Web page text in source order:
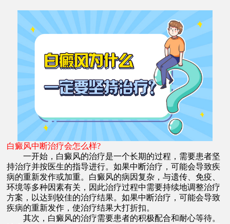
白癜风中断治疗会怎么样?
一开始，白癜风的治疗是一个长期的过程，需要患者坚
持治疗并按医生的指导进行。如果中断治疗，可能会导致疾
病的重新发作或加重。白癜风的病因复杂，与遗传、免疫、
环境等多种因素有关，因此治疗过程中需要持续地调整治疗
方案，以达到较佳的治疗结果。如果中断治疗，可能会导致
疾病的重新发作，使治疗结果大打折扣。
其次，白癜风的治疗需要患者的积极配合和耐心等待。